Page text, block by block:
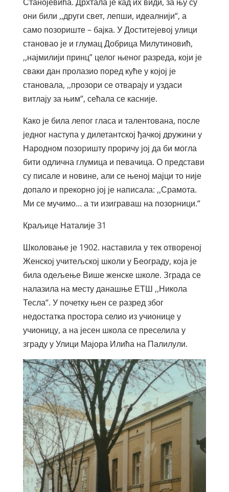
они били ,,други свет, лепши, идеалнији“, а
само позориште – бајка. У Доститејевој улици
становао је и глумац Добрица Милутиновић,
,,најмилији принц” целог њеног разреда, који је
сваки дан пролазио поред куће у којој је
становала, ,,прозори се отварају и уздаси
витлају за њим“, сећала се касније.
Како је била лепог гласа и талентована, после
једног наступа у дилетантској ђачкој дружини у
Народном позоpишту проричу јој да би могла
бити одлична глумица и певачица. О представи
су писале и новине, али се њеној мајци то није
допало и прекорно јој је написала: ,,Срамота.
Ми се мучимо… а ти изиграваш на позорници.“
Краљице Наталије 31
Школовање је 1902. наставила у тек отвореној
Женској учитељској школи у Београду, која је
била одељење Више женске школе. Зграда се
налазила на месту данашње ЕТШ ,,Никола
Тесла“. У почетку њен се разред због
недостатка простора селио из учионице у
учионицу, а на јесен школа се преселила у
зграду у Улици Мајора Илића на Палилули.